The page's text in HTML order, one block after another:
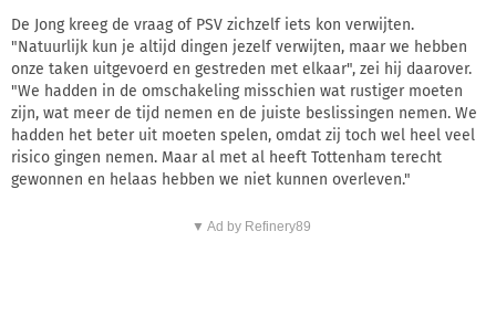
De Jong kreeg de vraag of PSV zichzelf iets kon verwijten.
"Natuurlijk kun je altijd dingen jezelf verwijten, maar we hebben
onze taken uitgevoerd en gestreden met elkaar", zei hij daarover.
"We hadden in de omschakeling misschien wat rustiger moeten
zijn, wat meer de tijd nemen en de juiste beslissingen nemen. We
hadden het beter uit moeten spelen, omdat zij toch wel heel veel
risico gingen nemen. Maar al met al heeft Tottenham terecht
gewonnen en helaas hebben we niet kunnen overleven."
▼ Ad by Refinery89